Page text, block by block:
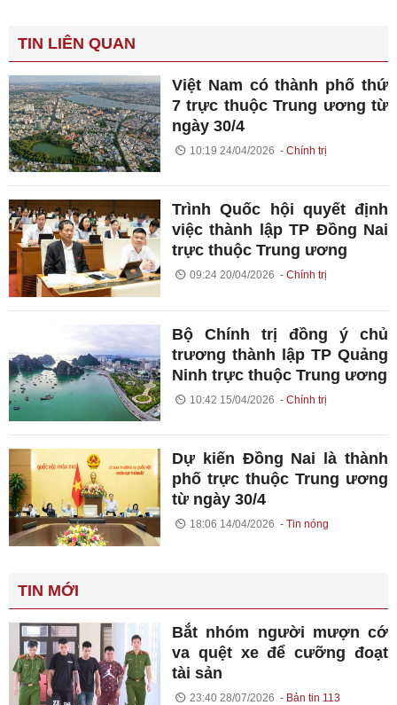
TIN LIÊN QUAN
Việt Nam có thành phố thứ
7 trực thuộc Trung ương từ
ngày 30/4
10:19 24/04/2026 Chính trị
Trình Quốc hội quyết định
việc thành lập TP Đồng Nai
trực thuộc Trung ương
09:24 20/04/2026 Chính trị
Bộ Chính trị đồng ý chủ
trương thành lập TP Quảng
Ninh trực thuộc Trung ương
10:42 15/04/2026 Chính trị
Dự kiến Đồng Nai là thành
phố trực thuộc Trung ương
từ ngày 30/4
18:06 14/04/2026 Tin nóng
TIN MỚI
Bắt nhóm người mượn cớ
va quệt xe để cưỡng đoạt
tài sản
23:40 28/07/2026 Bản tin 113